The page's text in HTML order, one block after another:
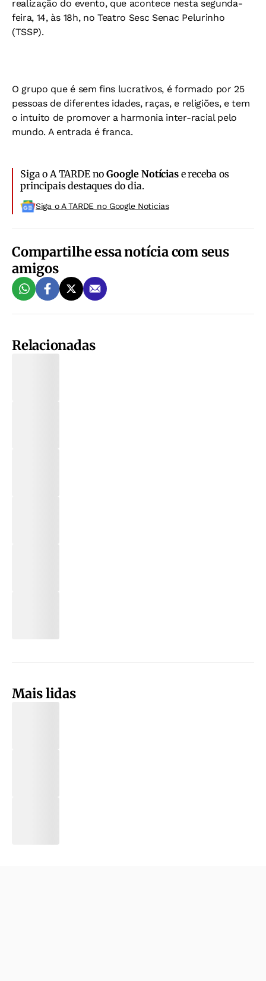
realização do evento, que acontece nesta segunda-
feira, 14, às 18h, no Teatro Sesc Senac Pelurinho
(TSSP).
O grupo que é sem fins lucrativos, é formado por 25
pessoas de diferentes idades, raças, e religiões, e tem
o intuito de promover a harmonia inter-racial pelo
mundo. A entrada é franca.
Siga o A TARDE noGoogle Notíciase receba os
principais destaques do dia.
Siga o A TARDE no Google Noticias
Compartilhe essa notícia com seus
amigos
Relacionadas
Mais lidas